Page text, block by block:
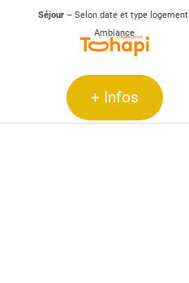
Séjour – Selon date et type logement
Ambiance
+ Infos